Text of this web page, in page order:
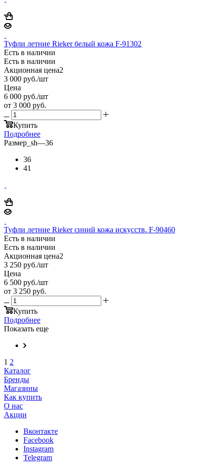
Туфли летние Rieker белый кожа F-91302
Есть в наличии
Есть в наличии
Акционная цена2
3 000 руб./шт
Цена
6 000 руб./шт
от 3 000 руб.
Купить
Подробнее
Размер_sh—36
36
41
Туфли летние Rieker синий кожа искусств. F-90460
Есть в наличии
Есть в наличии
Акционная цена2
3 250 руб./шт
Цена
6 500 руб./шт
от 3 250 руб.
Купить
Подробнее
Показать еще
1 2
Каталог
Бренды
Магазины
Как купить
О нас
Акции
Вконтакте
Facebook
Instagram
Telegram